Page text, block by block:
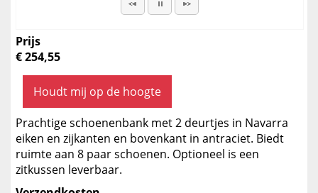
Prijs
€ 254,55
Houdt mij op de hoogte
Prachtige schoenenbank met 2 deurtjes in Navarra
eiken en zijkanten en bovenkant in antraciet. Biedt
ruimte aan 8 paar schoenen. Optioneel is een
zitkussen leverbaar.